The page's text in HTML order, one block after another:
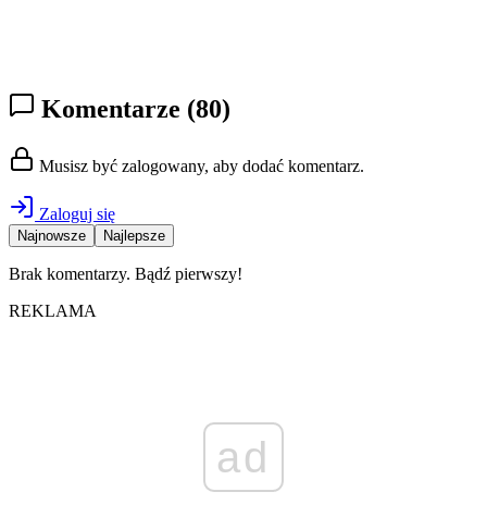
Komentarze (80)
Musisz być zalogowany, aby dodać komentarz.
Zaloguj się
Najnowsze Najlepsze
Brak komentarzy. Bądź pierwszy!
REKLAMA
ad